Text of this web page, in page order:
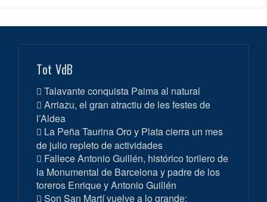
Tot VdB
Talavante conquista Palma al natural
Arriazu, el gran atractiu de les festes de
l’Aldea
La Peña Taurina Oro y Plata cierra un mes
de julio repleto de actividades
Fallece Antonio Guillén, histórico torilero de
la Monumental de Barcelona y padre de los
toreros Enrique y Antonio Guillén
Son San Martí vuelve a lo grande: